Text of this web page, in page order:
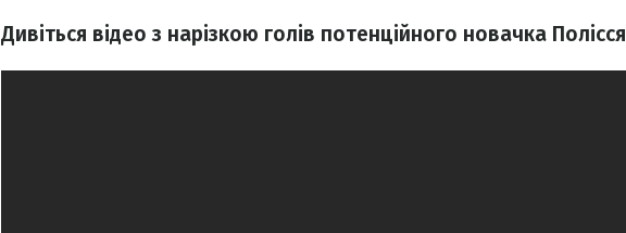
Дивіться відео з нарізкою голів потенційного новачка Полісся